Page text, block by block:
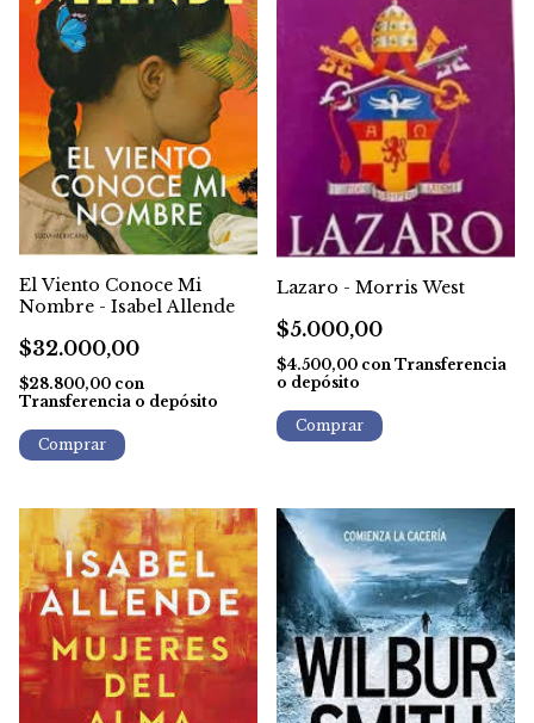
El Viento Conoce Mi
Nombre - Isabel Allende
$32.000,00
$28.800,00 con
Transferencia o depósito
Lazaro - Morris West
$5.000,00
$4.500,00 con Transferencia
o depósito